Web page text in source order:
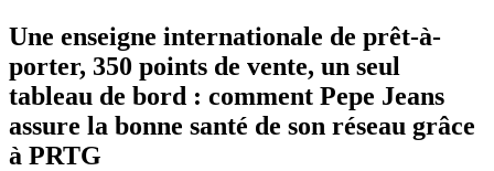
Une enseigne internationale de prêt-à-
porter, 350 points de vente, un seul
tableau de bord : comment Pepe Jeans
assure la bonne santé de son réseau grâce
à PRTG